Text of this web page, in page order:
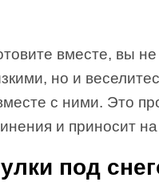
вместе, вы
но и
с ними. Это
и приносит
под